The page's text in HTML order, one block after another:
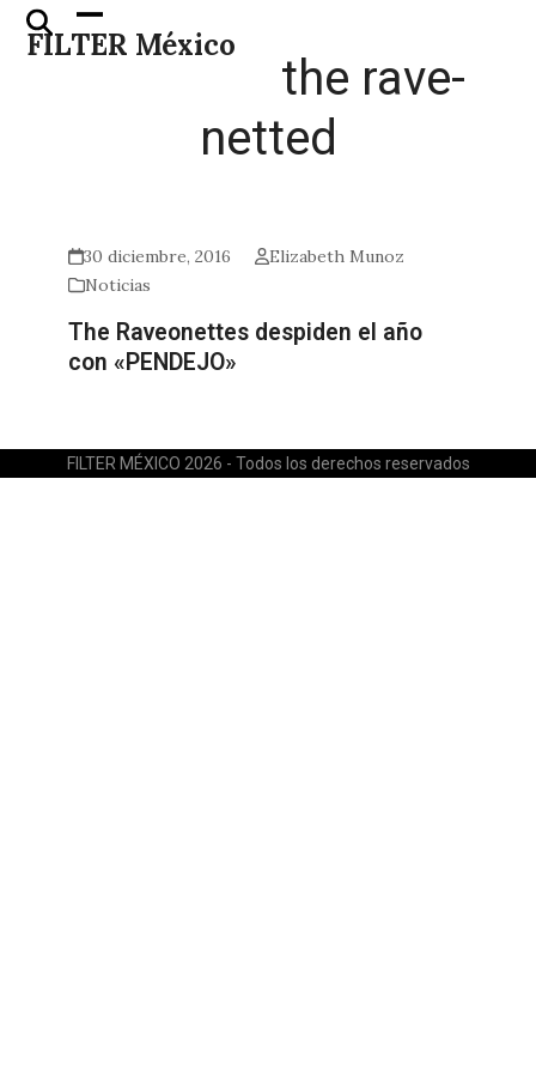
Skip
FILTER México
Open
mobile
Close
mobile
the rave-
netted
30 diciembre, 2016
Elizabeth Munoz
Noticias
The Raveonettes despiden el año
con «PENDEJO»
FILTER MÉXICO 2026 - Todos los derechos reservados